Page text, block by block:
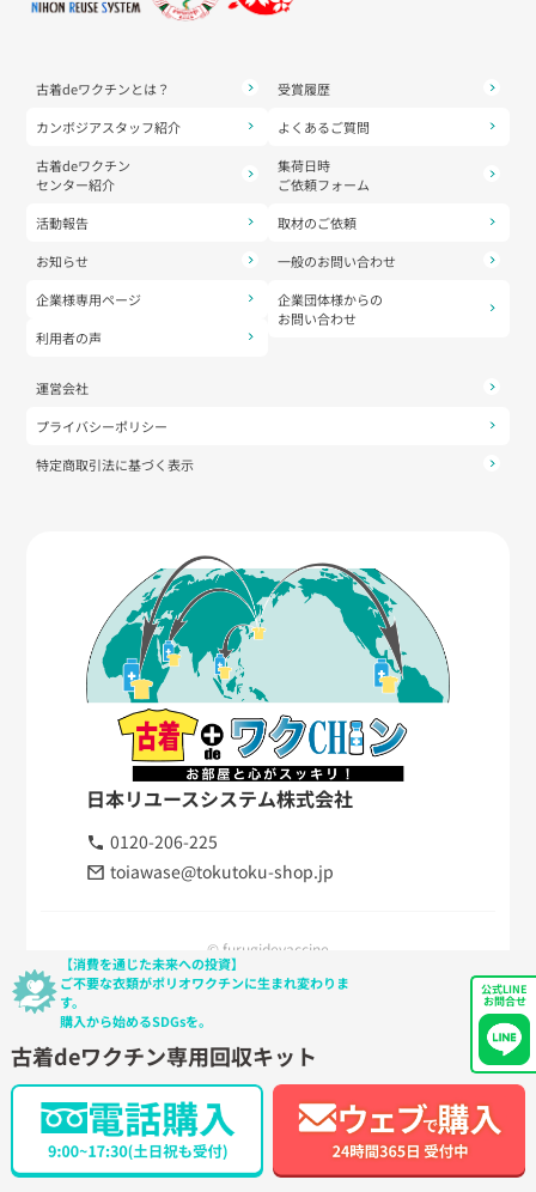
古着deワクチンとは？
カンボジアスタッフ紹介
古着deワクチン
センター紹介
活動報告
お知らせ
企業様専用ページ
利用者の声
受賞履歴
よくあるご質問
集荷日時
ご依頼フォーム
取材のご依頼
一般のお問い合わせ
企業団体様からの
お問い合わせ
運営会社
プライバシーポリシー
特定商取引法に基づく表示
日本リユースシステム株式会社
0120-206-225
toiawase@tokutoku-shop.jp
© furugidevaccine
公式LINE
お問合せ
【消費を通じた未来への投資】
ご不要な衣類がポリオワクチンに生まれ変わりま
す。
購入から始めるSDGsを。
古着deワクチン専用回収キット